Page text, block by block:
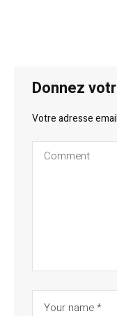
Donnez
Votre adresse